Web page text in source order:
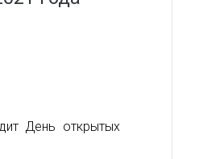
День открытых